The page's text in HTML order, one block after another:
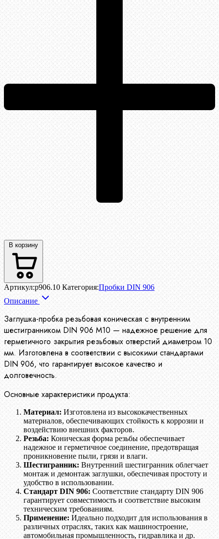
В корзину
Артикул:p906.10 Категория:Пробки DIN 906
Описание
Заглушка-пробка резьбовая коническая с внутренним
шестигранником DIN 906 М10 — надежное решение для
герметичного закрытия резьбовых отверстий диаметром 10
мм. Изготовлена в соответствии с высокими стандартами
DIN 906, что гарантирует высокое качество и
долговечность.
Основные характеристики продукта:
Материал: Изготовлена из высококачественных
материалов, обеспечивающих стойкость к коррозии и
воздействию внешних факторов.
Резьба: Коническая форма резьбы обеспечивает
надежное и герметичное соединение, предотвращая
проникновение пыли, грязи и влаги.
Шестигранник: Внутренний шестигранник облегчает
монтаж и демонтаж заглушки, обеспечивая простоту и
удобство в использовании.
Стандарт DIN 906: Соответствие стандарту DIN 906
гарантирует совместимость и соответствие высоким
техническим требованиям.
Применение: Идеально подходит для использования в
различных отраслях, таких как машиностроение,
автомобильная промышленность, гидравлика и др.